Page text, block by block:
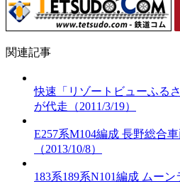
関連記事
快速「リゾートビューふる
が代走（2011/3/19）
E257系M104編成 長野総合
（2013/10/8）
183系189系N101編成 ムー